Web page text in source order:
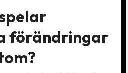
förändringar